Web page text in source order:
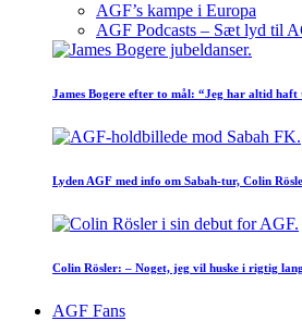
AGF’s kampe i Europa
AGF Podcasts – Sæt lyd til
James Bogere efter to mål: “Jeg har altid haft
Lyden AGF med info om Sabah-tur, Colin
Colin Rösler: – Noget, jeg vil huske i rigtig
AGF Fans